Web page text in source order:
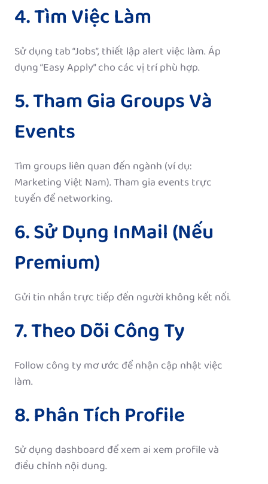
4. Tìm Việc Làm
Sử dụng tab “Jobs”, thiết lập alert việc làm. Áp
dụng “Easy Apply” cho các vị trí phù hợp.
5. Tham Gia Groups Và
Events
Tìm groups liên quan đến ngành (ví dụ:
Marketing Việt Nam). Tham gia events trực
tuyến để networking.
6. Sử Dụng InMail (Nếu
Premium)
Gửi tin nhắn trực tiếp đến người không kết nối.
7. Theo Dõi Công Ty
Follow công ty mơ ước để nhận cập nhật việc
làm.
8. Phân Tích Profile
Sử dụng dashboard để xem ai xem profile và
điều chỉnh nội dung.